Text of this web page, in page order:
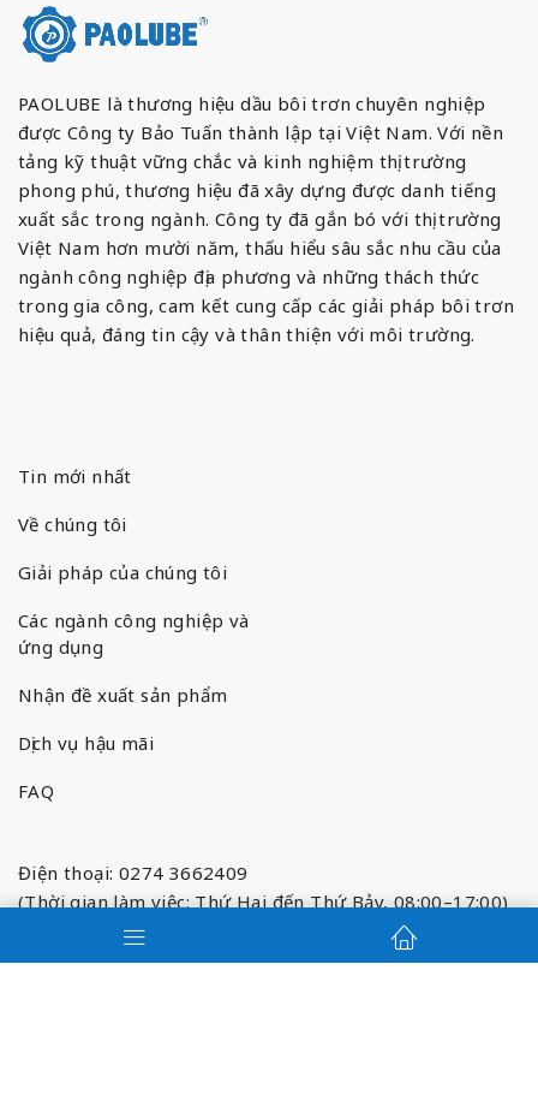
PAOLUBE là thương hiệu dầu bôi trơn chuyên nghiệp
được Công ty Bảo Tuấn thành lập tại Việt Nam. Với nền
tảng kỹ thuật vững chắc và kinh nghiệm thị trường
phong phú, thương hiệu đã xây dựng được danh tiếng
xuất sắc trong ngành. Công ty đã gắn bó với thị trường
Việt Nam hơn mười năm, thấu hiểu sâu sắc nhu cầu của
ngành công nghiệp địa phương và những thách thức
trong gia công, cam kết cung cấp các giải pháp bôi trơn
hiệu quả, đáng tin cậy và thân thiện với môi trường.
Tin mới nhất
Về chúng tôi
Giải pháp của chúng tôi
Các ngành công nghiệp và
ứng dụng
Nhận đề xuất sản phẩm
Dịch vụ hậu mãi
FAQ
Điện thoại: 0274 3662409
(Thời gian làm việc: Thứ Hai đến Thứ Bảy, 08:00–17:00)